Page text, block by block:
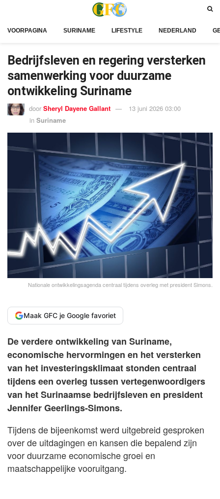
VOORPAGINA SURINAME LIFESTYLE NEDERLAND
Bedrijfsleven en regering versterken
samenwerking voor duurzame
ontwikkeling Suriname
door Sheryl Dayene Gallant
13 juni 2026 03:00
in Suriname
Nationale ontwikkelingsagenda centraal tijdens overleg met president Simons.
Maak GFC je Google favoriet
De verdere ontwikkeling van Suriname,
economische hervormingen en het versterken
van het investeringsklimaat stonden centraal
tijdens een overleg tussen vertegenwoordigers
van het Surinaamse bedrijfsleven en president
Jennifer Geerlings-Simons.
Tijdens de bijeenkomst werd uitgebreid gesproken
over de uitdagingen en kansen die bepalend zijn
voor duurzame economische groei en
maatschappelijke vooruitgang.